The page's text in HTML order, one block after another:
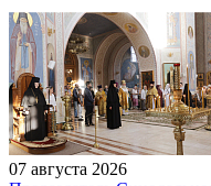
07 августа 2026